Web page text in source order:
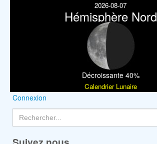
2026-08-07
Hémisphère Nord
Décroissante 40%
Calendrier Lunaire
Connexion
Search
for: